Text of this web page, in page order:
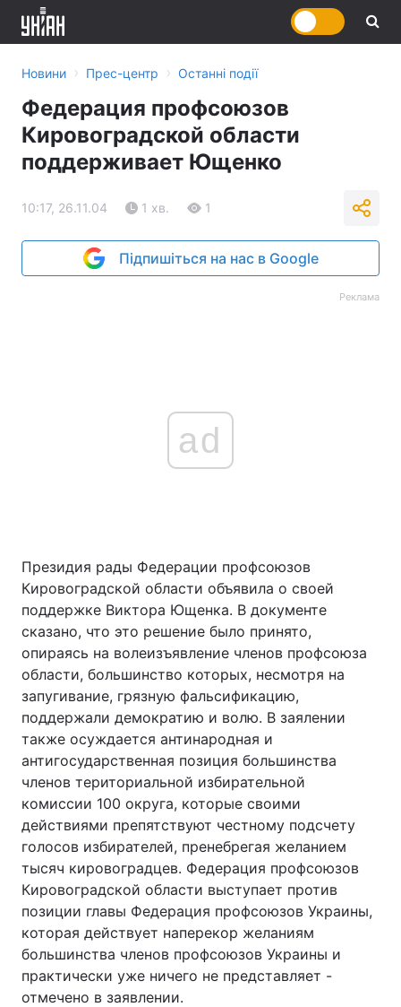
Війна
Україна Політика
Економіка Світ
Спорт
Новини › Прес-центр › Останні події
Федерация профсоюзов
Кировоградской области
поддерживает Ющенко
10:17, 26.11.04 1 хв. 1
Підпишіться на нас в Google
Реклама
ad
Президия рады Федерации профсоюзов
Кировоградской области объявила о своей
поддержке Виктора Ющенка. В документе
сказано, что это решение было принято,
опираясь на волеизъявление членов профсоюза
области, большинство которых, несмотря на
запугивание, грязную фальсификацию,
поддержали демократию и волю. В заялении
также осуждается антинародная и
антигосударственная позиция большинства
членов териториальной избирательной
комиссии 100 округа, которые своими
действиями препятствуют честному подсчету
голосов избирателей, пренебрегая желанием
тысяч кировоградцев. Федерация профсоюзов
Кировоградской области выступает против
позиции главы Федерация профсоюзов Украины,
которая действует наперекор желаниям
большинства членов профсоюзов Украины и
практически уже ничего не представляет -
отмечено в заявлении.